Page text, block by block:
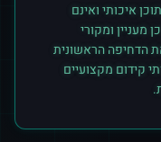
איכותי ואינם
מעניין ומקורי
הדחיפה הראשונית
קידום מקצועיים